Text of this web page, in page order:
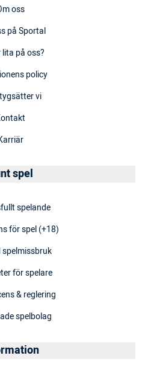
oss
på Sportal
på oss?
policy
vi
spel
spelande
för spel (+18)
spelmissbruk
för spelare
& reglering
spelbolag